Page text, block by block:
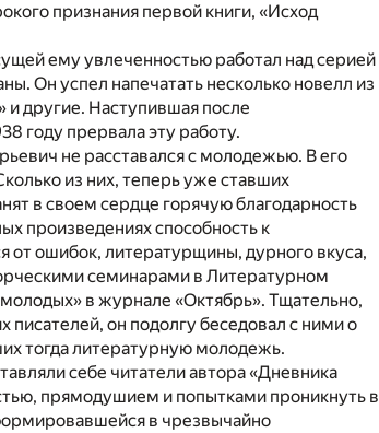
признания первой книги, «Исход
ему увлеченностью работал над серией
Он успел напечатать несколько новелл из
и другие. Наступившая после
году прервала эту работу.
не расставался с молодежью. В его
из них, теперь уже ставших
в своем сердце горячую благодарность
произведениях способность к
от ошибок, литературщины, дурного вкуса,
семинарами в Литературном
в журнале «Октябрь». Тщательно,
писателей, он подолгу беседовал с ними о
тогда литературную молодежь.
себе читатели автора «Дневника
прямодушием и попытками проникнуть в
в чрезвычайно